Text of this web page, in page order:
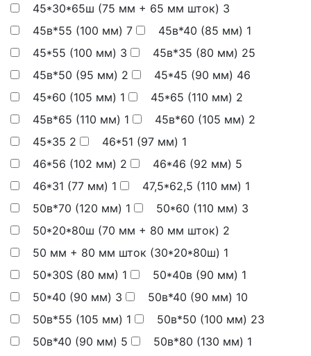
45*30*65ш (75 мм + 65 мм шток) 3
45в*55 (100 мм) 7 45в*40 (85 мм) 1
45*55 (100 мм) 3 45в*35 (80 мм) 25
45в*50 (95 мм) 2 45*45 (90 мм) 46
45*60 (105 мм) 1 45*65 (110 мм) 2
45в*65 (110 мм) 1 45в*60 (105 мм) 2
45*35 2 46*51 (97 мм) 1
46*56 (102 мм) 2 46*46 (92 мм) 5
46*31 (77 мм) 1 47,5*62,5 (110 мм) 1
50в*70 (120 мм) 1 50*60 (110 мм) 3
50*20*80ш (70 мм + 80 мм шток) 2
50 мм + 80 мм шток (30*20*80ш) 1
50*30S (80 мм) 1 50*40в (90 мм) 1
50*40 (90 мм) 3 50в*40 (90 мм) 10
50в*55 (105 мм) 1 50в*50 (100 мм) 23
50в*40 (90 мм) 5 50в*80 (130 мм) 1